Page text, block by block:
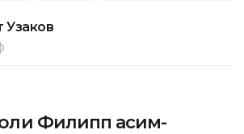
Узаков
Филипп Қасим-